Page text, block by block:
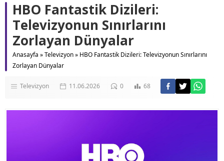
HBO Fantastik Dizileri:
Televizyonun Sınırlarını
Zorlayan Dünyalar
Anasayfa »Televizyon» HBO Fantastik Dizileri: Televizyonun Sınırlarını
Zorlayan Dünyalar
Televizyon 11.06.2026 0 68